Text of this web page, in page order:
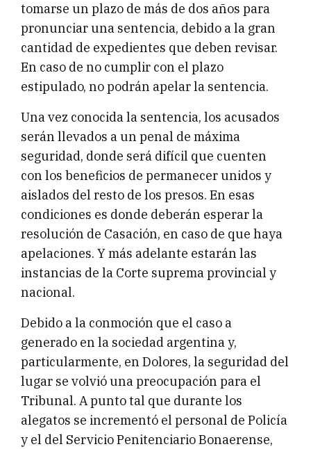
tomarse un plazo de más de dos años para
pronunciar una sentencia, debido a la gran
cantidad de expedientes que deben revisar.
En caso de no cumplir con el plazo
estipulado, no podrán apelar la sentencia.
Una vez conocida la sentencia, los acusados
serán llevados a un penal de máxima
seguridad, donde será difícil que cuenten
con los beneficios de permanecer unidos y
aislados del resto de los presos. En esas
condiciones es donde deberán esperar la
resolución de Casación, en caso de que haya
apelaciones. Y más adelante estarán las
instancias de la Corte suprema provincial y
nacional.
Debido a la conmoción que el caso a
generado en la sociedad argentina y,
particularmente, en Dolores, la seguridad del
lugar se volvió una preocupación para el
Tribunal. A punto tal que durante los
alegatos se incrementó el personal de Policía
y el del Servicio Penitenciario Bonaerense,